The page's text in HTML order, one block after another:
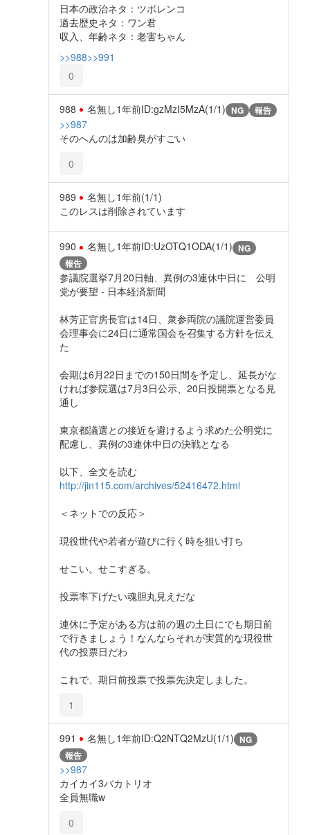
日本の政治ネタ：ツボレンコ
過去歴史ネタ：ワン君
収入、年齢ネタ：老害ちゃん
>>988>>991
0
988 名無し1年前ID:gzMzI5MzA(1/1) NG 報告
>>987
そのへんのは加齢臭がすごい
0
989 名無し1年前(1/1)
このレスは削除されています
990 名無し1年前ID:UzOTQ1ODA(1/1) NG
報告
参議院選挙7月20日軸、異例の3連休中日に 公明
党が要望 - 日本経済新聞
林芳正官房長官は14日、衆参両院の議院運営委員
会理事会に24日に通常国会を召集する方針を伝え
た
会期は6月22日までの150日間を予定し、延長がな
ければ参院選は7月3日公示、20日投開票となる見
通し
東京都議選との接近を避けるよう求めた公明党に
配慮し、異例の3連休中日の決戦となる
以下、全文を読む
http://jin115.com/archives/52416472.html
＜ネットでの反応＞
現役世代や若者が遊びに行く時を狙い打ち
せこい。せこすぎる。
投票率下げたい魂胆丸見えだな
連休に予定がある方は前の週の土日にでも期日前
で行きましょう！なんならそれが実質的な現役世
代の投票日だわ
これで、期日前投票で投票先決定しました。
1
991 名無し1年前ID:Q2NTQ2MzU(1/1) NG
報告
>>987
カイカイ3バカトリオ
全員無職w
0